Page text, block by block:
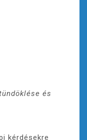
és
kérdésekre